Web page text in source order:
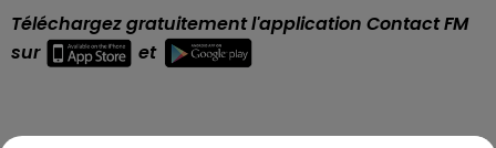
Téléchargez gratuitement l'application Contact FM
sur
et